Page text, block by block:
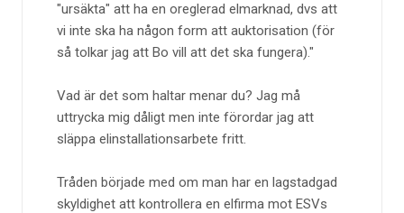
"ursäkta" att ha en oreglerad elmarknad, dvs att
vi inte ska ha någon form att auktorisation (för
så tolkar jag att Bo vill att det ska fungera).
Vad är det som haltar menar du? Jag må
uttrycka mig dåligt men inte förordar jag att
släppa elinstallationsarbete fritt.
Tråden började med om man har en lagstadgad
skyldighet att kontrollera en elfirma mot ESVs